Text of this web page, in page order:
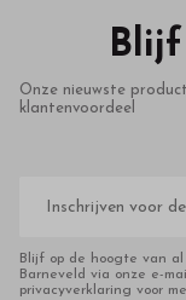
Onze nieuwste
klantenvoordeel
mailadres
Blijf op de hoogte van
Barneveld via onze e-
privacyverklaring voor